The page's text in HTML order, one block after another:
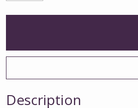
Description